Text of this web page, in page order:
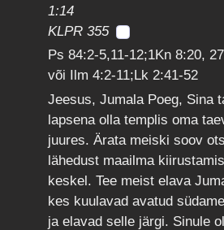
1:14
KLPR 355
Ps 84:2-5,11-12;1Kn 8:20,
või Ilm 4:2-11;Lk 2:41-52
Jeesus, Jumala Poeg, Sina
lapsena olla templis oma
juures. Ärata meiski soov
lähedust maailma
keskel. Tee meist elava
kes kuulavad avatud
ja elavad selle järgi. Sinule